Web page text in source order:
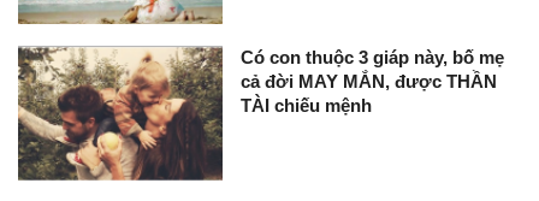
Có con thuộc 3 giáp này, bố mẹ
cả đời MAY MẮN, được THẦN
TÀI chiếu mệnh